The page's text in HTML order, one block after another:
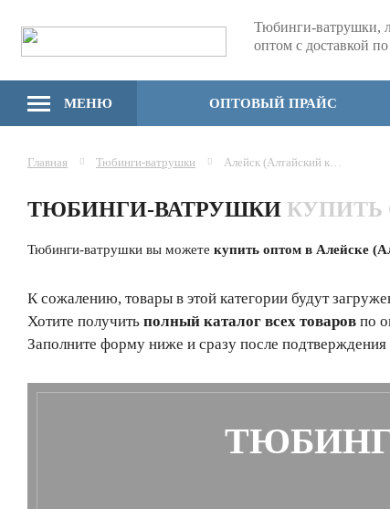
Тюбинги-ватрушки,
оптом с доставкой
МЕНЮ ОПТОВЫЙ ПРАЙС
Главная Тюбинги-ватрушки Алейск (Алтайский край)
ТЮБИНГИ-ВАТРУШКИ
Тюбинги-ватрушки вы можете купить оптом в Алейске
К сожалению, товары в этой категории будут
Хотите получить полный каталог всех товаров по
Заполните форму ниже и сразу после